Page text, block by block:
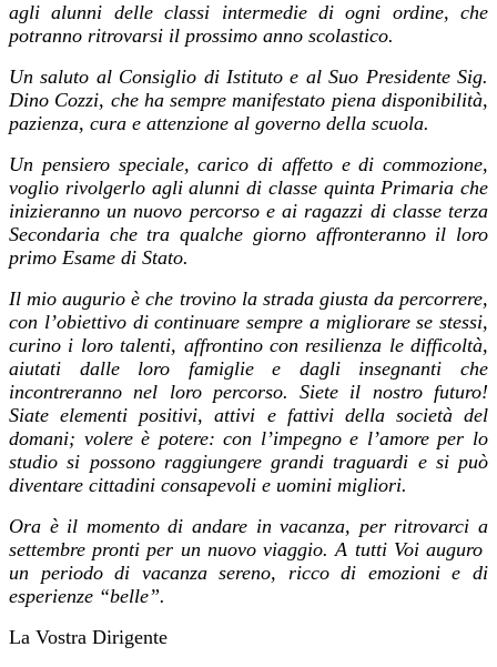
agli alunni delle classi intermedie di ogni ordine, che
potranno ritrovarsi il prossimo anno scolastico.
Un saluto al Consiglio di Istituto e al Suo Presidente Sig.
Dino Cozzi, che ha sempre manifestato piena disponibilità,
pazienza, cura e attenzione al governo della scuola.
Un pensiero speciale, carico di affetto e di commozione,
voglio rivolgerlo agli alunni di classe quinta Primaria che
inizieranno un nuovo percorso e ai ragazzi di classe terza
Secondaria che tra qualche giorno affronteranno il loro
primo Esame di Stato.
Il mio augurio è che trovino la strada giusta da percorrere,
con l’obiettivo di continuare sempre a migliorare se stessi,
curino i loro talenti, affrontino con resilienza le difficoltà,
aiutati dalle loro famiglie e dagli insegnanti che
incontreranno nel loro percorso. Siete il nostro futuro!
Siate elementi positivi, attivi e fattivi della società del
domani; volere è potere: con l’impegno e l’amore per lo
studio si possono raggiungere grandi traguardi e si può
diventare cittadini consapevoli e uomini migliori.
Ora è il momento di andare in vacanza, per ritrovarci a
settembre pronti per un nuovo viaggio. A tutti Voi auguro
un periodo di vacanza sereno, ricco di emozioni e di
esperienze “belle”.
La Vostra Dirigente